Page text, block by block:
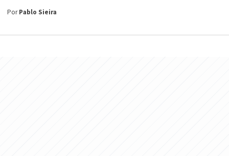
PorPablo Sieira